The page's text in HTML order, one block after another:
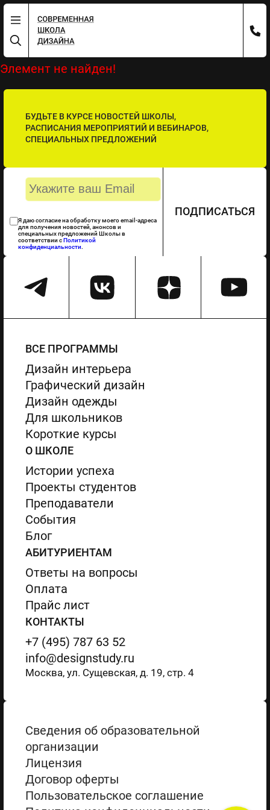
Элемент не найден!
БУДЬТЕ В КУРСЕ НОВОСТЕЙ ШКОЛЫ,
РАСПИСАНИЯ МЕРОПРИЯТИЙ И ВЕБИНАРОВ,
СПЕЦИАЛЬНЫХ ПРЕДЛОЖЕНИЙ
Я даю согласие на обработку моего email-адреса
для получения новостей, анонсов и
специальных предложений Школы в
соответствии с Политикой
конфиденциальности.
ПОДПИСАТЬСЯ
ВСЕ ПРОГРАММЫ
Дизайн интерьера
Графический дизайн
Дизайн одежды
Для школьников
Короткие курсы
О ШКОЛЕ
Истории успеха
Проекты студентов
Преподаватели
События
Блог
АБИТУРИЕНТАМ
Ответы на вопросы
Оплата
Прайс лист
КОНТАКТЫ
+7 (495) 787 63 52
info@designstudy.ru
Москва, ул. Сущевская, д. 19, стр. 4
Сведения об образовательной
организации
Лицензия
Договор оферты
Пользовательское соглашение